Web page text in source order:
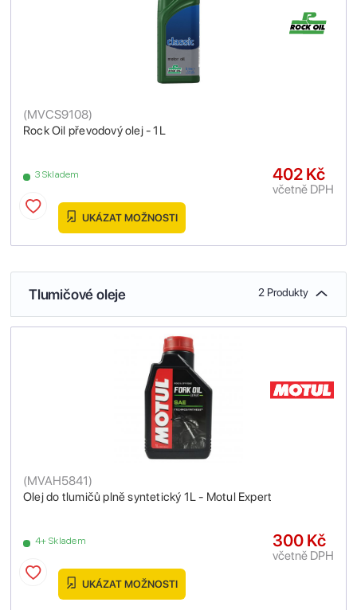
Rock Oil převodový olej - 1L
(MVCS9108)
3 Skladem 402 Kč
včetně DPH
UKÁZAT MOŽNOSTI
Tlumičové oleje 2 Produkty
Olej do tlumičů plně syntetický 1L - Motul Expert
(MVAH5841)
4+ Skladem 300 Kč
včetně DPH
UKÁZAT MOŽNOSTI